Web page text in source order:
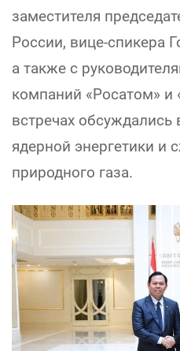
заместителя
России, вице-спикера
а также с
компаний «Росатом» и
встречах
ядерной энергетики и
природного газа.